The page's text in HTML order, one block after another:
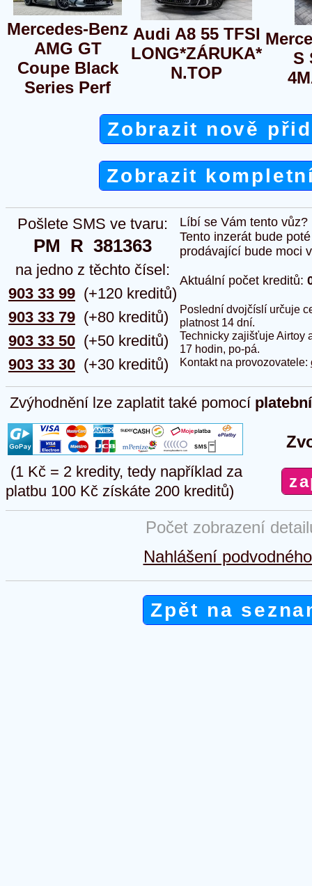
Mercedes-Benz
AMG GT
Coupe Black
Series Perf
Audi A8 55 TFSI
LONG*ZÁRUKA*
N.TOP
S
Zobrazit nově
Zobrazit
Pošlete SMS ve tvaru:
PM  R  381363
na jedno z těchto čísel:
903 33 99
903 33 79
903 33 50
903 33 30
(+120 kreditů)
(+80 kreditů)
(+50 kreditů)
(+30 kreditů)
Líbí se Vám tento
Tento inzerát bude
prodávající bude moci
Aktuální počet kreditů:
Poslední dvojčíslí určuje
platnost 14 dní.
Technicky zajišťuje Airtoy
17 hodin, po-pá.
Kontakt na provozovatele:
Zvýhodnění lze zaplatit také pomocí
(1 Kč = 2 kredity, tedy například za
platbu 100 Kč získáte 200 kreditů)
Počet zobrazení
Nahlášení
Zpět na